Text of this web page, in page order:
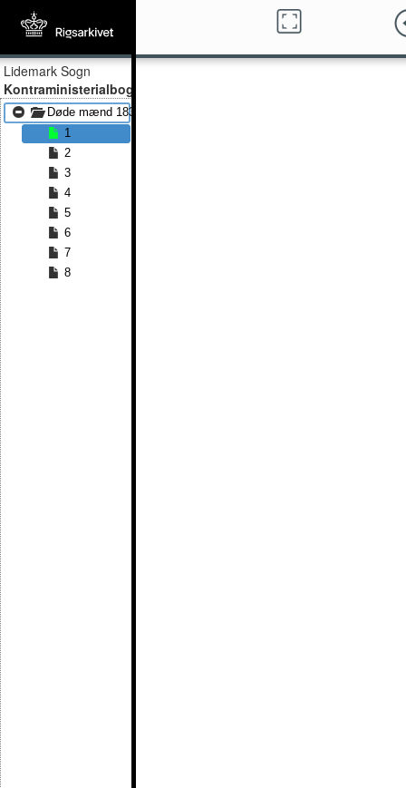
Lidemark Sogn
Kontraministerialbog
Døde mænd 1837 - Døde mænd 1864
1
2
3
4
5
6
7
8